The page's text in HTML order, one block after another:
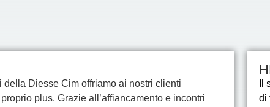
della Diesse Cim offriamo ai nostri clienti
plus. Grazie all’affiancamento e incontri
di